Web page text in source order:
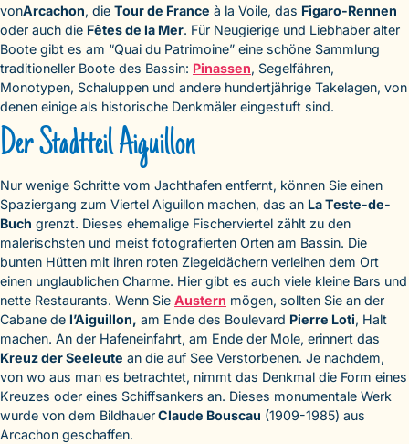
vonArcachon, die Tour de France à la Voile, das Figaro-Rennen
oder auch die Fêtes de la Mer. Für Neugierige und Liebhaber alter
Boote gibt es am “Quai du Patrimoine” eine schöne Sammlung
traditioneller Boote des Bassin: Pinassen, Segelfähren,
Monotypen, Schaluppen und andere hundertjährige Takelagen, von
denen einige als historische Denkmäler eingestuft sind.
Der Stadtteil Aiguillon
Nur wenige Schritte vom Jachthafen entfernt, können Sie einen
Spaziergang zum Viertel Aiguillon machen, das an La Teste-de-
Buch grenzt. Dieses ehemalige Fischerviertel zählt zu den
malerischsten und meist fotografierten Orten am Bassin. Die
bunten Hütten mit ihren roten Ziegeldächern verleihen dem Ort
einen unglaublichen Charme. Hier gibt es auch viele kleine Bars und
nette Restaurants. Wenn Sie Austern mögen, sollten Sie an der
Cabane de l’Aiguillon, am Ende des Boulevard Pierre Loti, Halt
machen. An der Hafeneinfahrt, am Ende der Mole, erinnert das
Kreuz der Seeleute an die auf See Verstorbenen. Je nachdem,
von wo aus man es betrachtet, nimmt das Denkmal die Form eines
Kreuzes oder eines Schiffsankers an. Dieses monumentale Werk
wurde von dem BildhauerClaude Bouscau (1909-1985) aus
Arcachon geschaffen.